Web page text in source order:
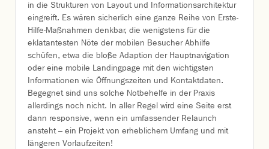
in die Strukturen von Layout und Informationsarchitektur
eingreift. Es wären sicherlich eine ganze Reihe von Erste-
Hilfe-Maßnahmen denkbar, die wenigstens für die
eklatantesten Nöte der mobilen Besucher Abhilfe
schüfen, etwa die bloße Adaption der Hauptnavigation
oder eine mobile Landingpage mit den wichtigsten
Informationen wie Öffnungszeiten und Kontaktdaten.
Begegnet sind uns solche Notbehelfe in der Praxis
allerdings noch nicht. In aller Regel wird eine Seite erst
dann responsive, wenn ein umfassender Relaunch
ansteht – ein Projekt von erheblichem Umfang und mit
längeren Vorlaufzeiten!